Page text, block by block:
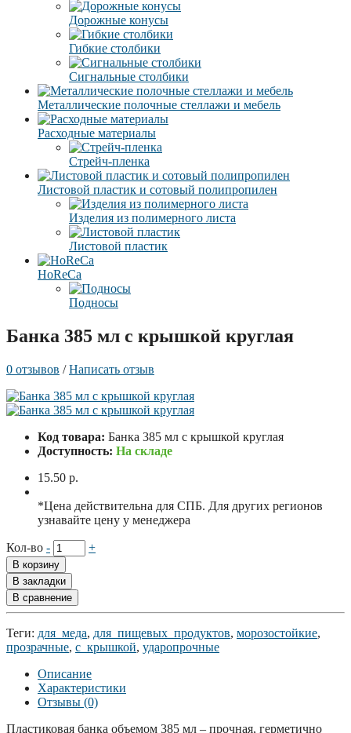
Дорожные конусы
Гибкие столбики
Сигнальные столбики
Металлические полочные стеллажи и мебель
Расходные материалы
Стрейч-пленка
Листовой пластик и сотовый полипропилен
Изделия из полимерного листа
Листовой пластик
HoReCa
Подносы
Банка 385 мл с крышкой круглая
0 отзывов /Написать отзыв
Код товара: Банка 385 мл с крышкой круглая
Доступность: На складе
15.50 р.
*Цена действительна для СПБ. Для других регионов
узнавайте цену у менеджера
Кол-во - +
В корзину
В закладки
В сравнение
Теги: для_меда, для_пищевых_продуктов, морозостойкие,
прозрачные, с_крышкой, ударопрочные
Описание
Характеристики
Отзывы (0)
Пластиковая банка объемом 385 мл – прочная, герметично